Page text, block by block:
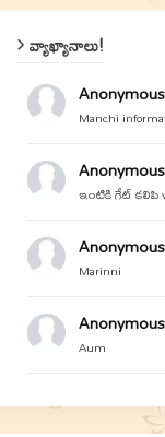
వ్యాఖ్యానాలు!
Anonymous
Manchi
Anonymous
ఇంటికి గేట్ కలిపి
Anonymous
Marinni
Anonymous
Aum